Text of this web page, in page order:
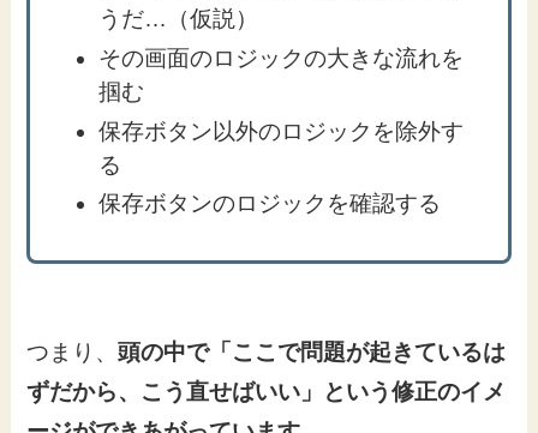
うだ…（仮説）
その画面のロジックの大きな流れを
掴む
保存ボタン以外のロジックを除外す
る
保存ボタンのロジックを確認する
つまり、頭の中で「ここで問題が起きているは
ずだから、こう直せばいい」という修正のイメ